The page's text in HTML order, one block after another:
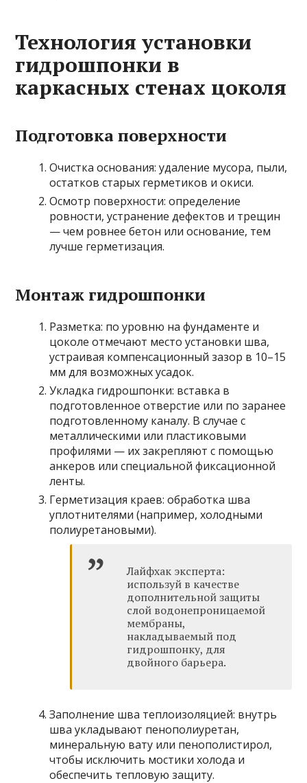
Технология установки
гидрошпонки в
каркасных стенах цоколя
Подготовка поверхности
Очистка основания: удаление мусора, пыли,
остатков старых герметиков и окиси.
Осмотр поверхности: определение
ровности, устранение дефектов и трещин
— чем ровнее бетон или основание, тем
лучше герметизация.
Монтаж гидрошпонки
Разметка: по уровню на фундаменте и
цоколе отмечают место установки шва,
устраивая компенсационный зазор в 10–15
мм для возможных усадок.
Укладка гидрошпонки: вставка в
подготовленное отверстие или по заранее
подготовленному каналу. В случае с
металлическими или пластиковыми
профилями — их закрепляют с помощью
анкеров или специальной фиксационной
ленты.
Герметизация краев: обработка шва
уплотнителями (например, холодными
полиуретановыми).
Лайфхак эксперта:
используй в качестве
дополнительной защиты
слой водонепроницаемой
мембраны,
накладываемый под
гидрошпонку, для
двойного барьера.
Заполнение шва теплоизоляцией: внутрь
шва укладывают пенополиуретан,
минеральную вату или пенополистирол,
чтобы исключить мостики холода и
обеспечить тепловую защиту.